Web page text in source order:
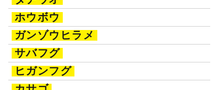
ホウボウ
ガンゾウヒラメ
サバフグ
ヒガンフグ